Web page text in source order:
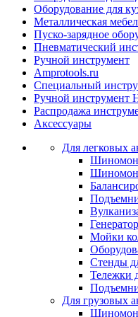
Оборудование для
Металлическая
Пуско-зарядное
Пневматический
Ручной инструмент
Amprotools.ru
Специальный
Ручной инструмент
Распродажа
Аксессуары
Для легковых
Мойки
Стенды
Тележки
Для грузовых